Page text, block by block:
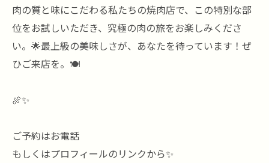
肉の質と味にこだわる私たちの焼肉店で、この特別な部
位をお試しいただき、究極の肉の旅をお楽しみくださ
い。🌟最上級の美味しさが、あなたを待っています！ぜ
ひご来店を。🍽️
🍖✨
ご予約はお電話
もしくはプロフィールのリンクから✨